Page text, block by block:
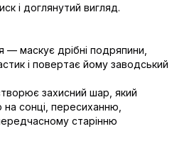
і доглянутий вигляд.
— маскує дрібні подряпини,
і повертає йому заводський
захисний шар, який
на сонці, пересиханню,
старінню